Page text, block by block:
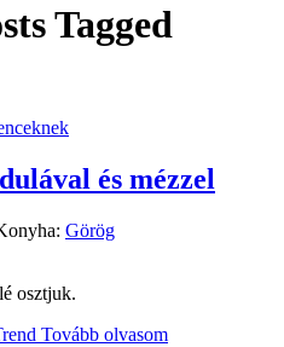
Tagged
és mézzel
Görög
osztjuk.
Tovább olvasom